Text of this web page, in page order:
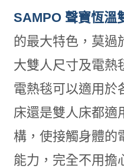
SAMPO 聲寶恆溫
的最大特色，莫過
大雙人尺寸及電熱
電熱毯可以適用於
床還是雙人床都適
構，使接觸身體的
能力，完全不用擔